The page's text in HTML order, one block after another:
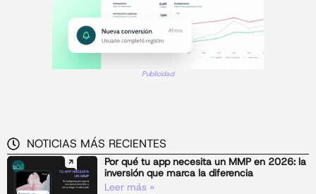
Publicidad
NOTICIAS MÁS RECIENTES
Por qué tu app necesita un MMP en 2026: la
inversión que marca la diferencia
Leer más »